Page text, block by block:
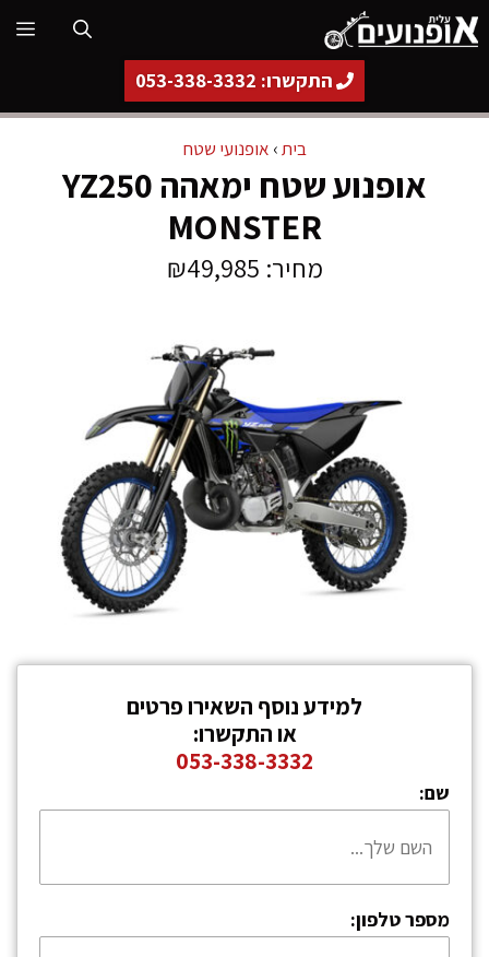
לדלג
לתוכן
התקשרו: 053-338-3332
בית› אופנועי שטח
אופנוע שטח ימאהה YZ250
MONSTER
מחיר: ₪49,985
למידע נוסף השאירו פרטים
או התקשרו:
053-338-3332
שם:
מספר טלפון: